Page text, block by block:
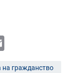
на гражданство